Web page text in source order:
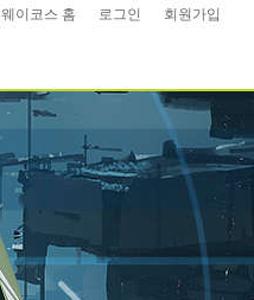
웨이코스 홈 로그인 회원가입